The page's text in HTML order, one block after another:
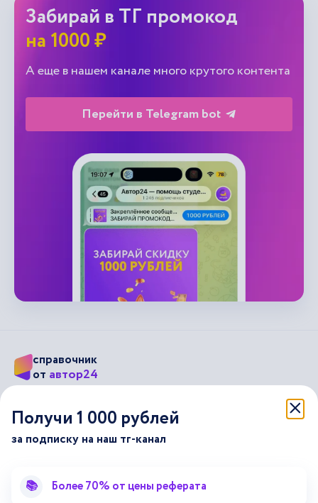
Забирай в ТГ промокод
на 1000 ₽
А еще в нашем канале много крутого контента
Перейти в Telegram bot
справочник
от автор24
Подписывайся на наши соц. сети
Лекторий
Последние статьи
Получи 1 000 рублей
за подписку на наш тг-канал
📚 Более 70% от цены реферата